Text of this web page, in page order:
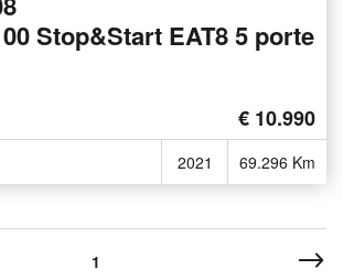
Stop&Start EAT8 5 porte
€ 10.990
2021 69.296 Km
1